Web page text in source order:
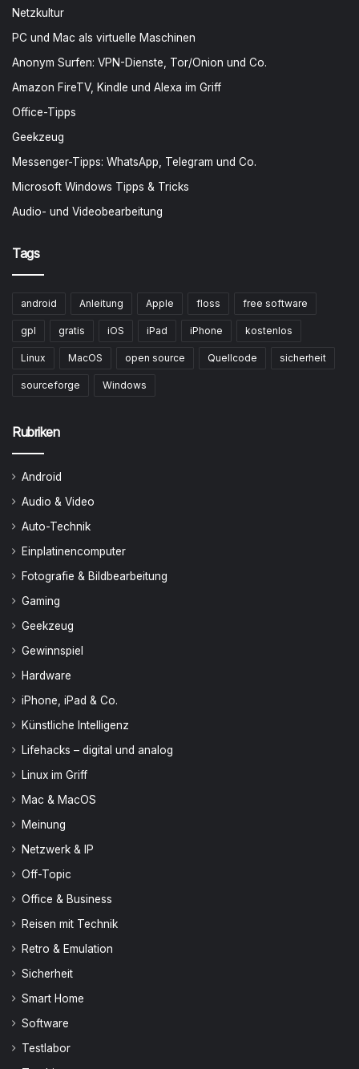
Netzkultur
PC und Mac als virtuelle Maschinen
Anonym Surfen: VPN-Dienste, Tor/Onion und Co.
Amazon FireTV, Kindle und Alexa im Griff
Office-Tipps
Geekzeug
Messenger-Tipps: WhatsApp, Telegram und Co.
Microsoft Windows Tipps & Tricks
Audio- und Videobearbeitung
Tags
android Anleitung Apple floss free software
gpl gratis iOS iPad iPhone kostenlos
Linux MacOS open source Quellcode sicherheit
sourceforge Windows
Rubriken
Android
Audio & Video
Auto-Technik
Einplatinencomputer
Fotografie & Bildbearbeitung
Gaming
Geekzeug
Gewinnspiel
Hardware
iPhone, iPad & Co.
Künstliche Intelligenz
Lifehacks – digital und analog
Linux im Griff
Mac & MacOS
Meinung
Netzwerk & IP
Off-Topic
Office & Business
Reisen mit Technik
Retro & Emulation
Sicherheit
Smart Home
Software
Testlabor